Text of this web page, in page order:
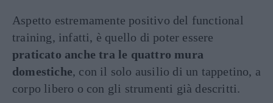
Aspetto estremamente positivo del functional
training, infatti, è quello di poter essere
praticato anche tra le quattro mura
domestiche, con il solo ausilio di un tappetino, a
corpo libero o con gli strumenti già descritti.